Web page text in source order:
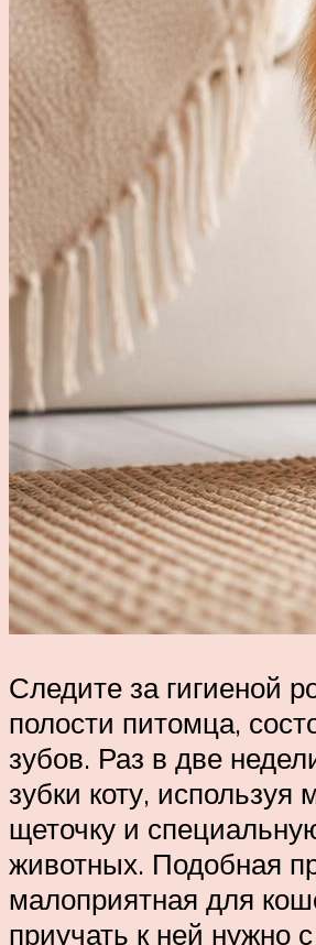
Следите за гигиеной
полости питомца,
зубов. Раз в две
зубки коту, используя
щеточку и
животных. Подобная
малоприятная для
приучать к ней нужно